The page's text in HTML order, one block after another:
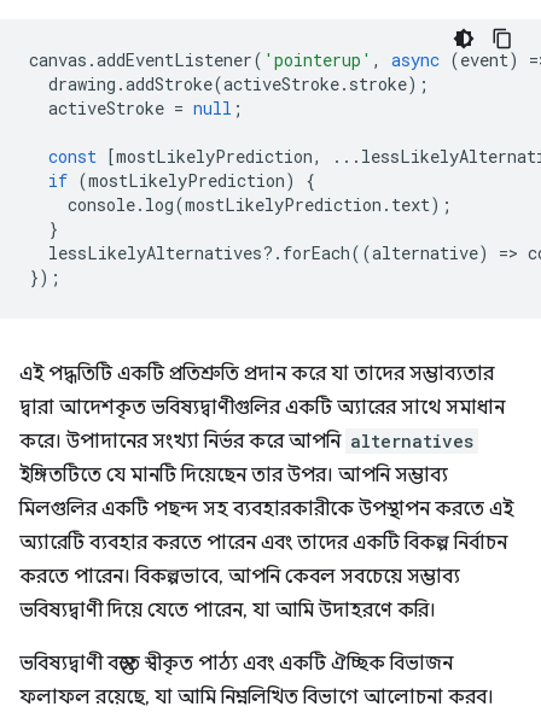
canvas .addEventListener( 'pointerup' , async (event) =
drawing .addStroke(activeStroke. stroke);
activeStroke = null ;
const [mostLikelyPrediction, ...
if (mostLikelyPrediction)
{
console. log(mostLikelyPrediction . text);
}
lessLikelyAlternatives? . forEach((alternative) =>
});
এই পদ্ধতিটি একটি প্রতিশ্রুতি প্রদান করে যা তাদের সম্ভাব্যতার
দ্বারা আদেশকৃত ভবিষ্যদ্বাণীগুলির একটি অ্যারের সাথে সমাধান
করে। উপাদানের সংখ্যা নির্ভর করে আপনি alternatives
ইঙ্গিতটিতে যে মানটি দিয়েছেন তার উপর। আপনি সম্ভাব্য
মিলগুলির একটি পছন্দ সহ ব্যবহারকারীকে উপস্থাপন করতে এই
অ্যারেটি ব্যবহার করতে পারেন এবং তাদের একটি বিকল্প নির্বাচন
করতে পারেন। বিকল্পভাবে, আপনি কেবল সবচেয়ে সম্ভাব্য
ভবিষ্যদ্বাণী দিয়ে যেতে পারেন, যা আমি উদাহরণে করি।
ভবিষ্যদ্বাণী বস্তুতে স্বীকৃত পাঠ্য এবং একটি ঐচ্ছিক বিভাজন
ফলাফল রয়েছে, যা আমি নিম্নলিখিত বিভাগে আলোচনা করব।